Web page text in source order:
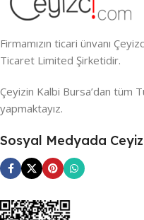
Firmamızın ticari ünvanı
Ticaret Limited Şirketidir.
Çeyizin Kalbi Bursa’dan tüm
yapmaktayız.
Sosyal Medyada